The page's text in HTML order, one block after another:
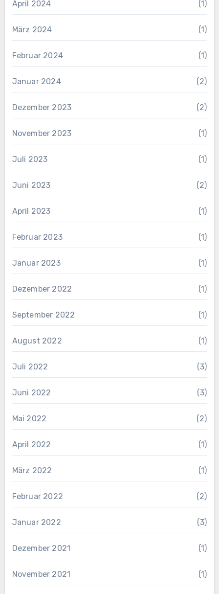
April 2024 (1)
März 2024 (1)
Februar 2024 (1)
Januar 2024 (2)
Dezember 2023 (2)
November 2023 (1)
Juli 2023 (1)
Juni 2023 (2)
April 2023 (1)
Februar 2023 (1)
Januar 2023 (1)
Dezember 2022 (1)
September 2022 (1)
August 2022 (1)
Juli 2022 (3)
Juni 2022 (3)
Mai 2022 (2)
April 2022 (1)
März 2022 (1)
Februar 2022 (2)
Januar 2022 (3)
Dezember 2021 (1)
November 2021 (1)